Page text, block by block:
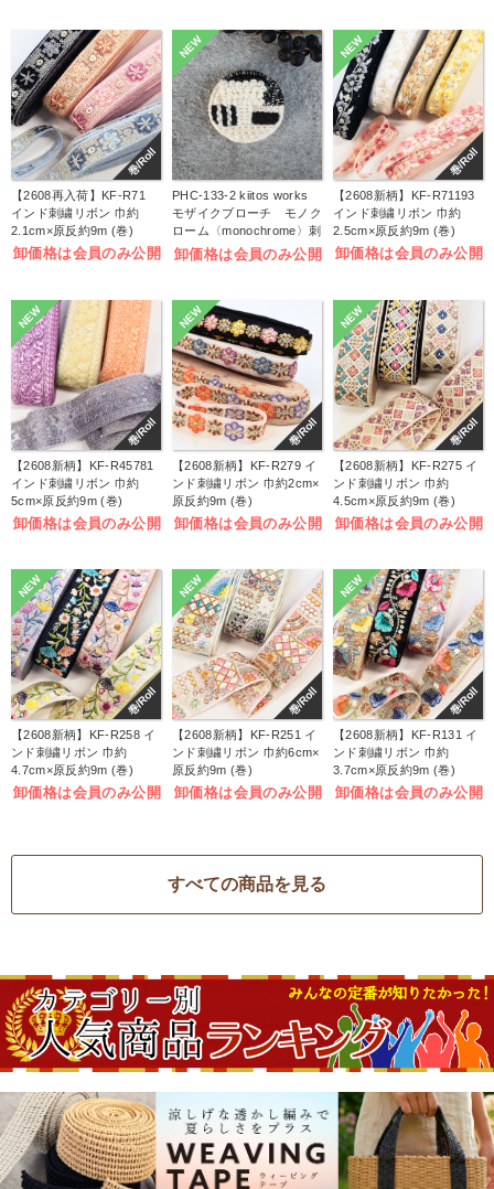
巻/Roll
【2608再入荷】KF-R71
インド刺繍リボン 巾約
2.1cm×原反約9m (巻)
卸価格は会員のみ公開
NEW
PHC-133-2 kiitos works
モザイクブローチ モノク
ローム〈monochrome〉刺
しゅうキット (袋)
卸価格は会員のみ公開
巻/Roll
NEW
【2608新柄】KF-R71193
インド刺繍リボン 巾約
2.5cm×原反約9m (巻)
卸価格は会員のみ公開
NEW
巻/Roll
【2608新柄】KF-R45781
インド刺繍リボン 巾約
5cm×原反約9m (巻)
卸価格は会員のみ公開
巻/Roll
NEW
【2608新柄】KF-R279 イ
ンド刺繍リボン 巾約2cm×
原反約9m (巻)
卸価格は会員のみ公開
巻/Roll
NEW
【2608新柄】KF-R275 イ
ンド刺繍リボン 巾約
4.5cm×原反約9m (巻)
卸価格は会員のみ公開
NEW
巻/Roll
【2608新柄】KF-R258 イ
ンド刺繍リボン 巾約
4.7cm×原反約9m (巻)
卸価格は会員のみ公開
NEW
巻/Roll
【2608新柄】KF-R251 イ
ンド刺繍リボン 巾約6cm×
原反約9m (巻)
卸価格は会員のみ公開
NEW
巻/Roll
【2608新柄】KF-R131 イ
ンド刺繍リボン 巾約
3.7cm×原反約9m (巻)
卸価格は会員のみ公開
すべての商品を見る